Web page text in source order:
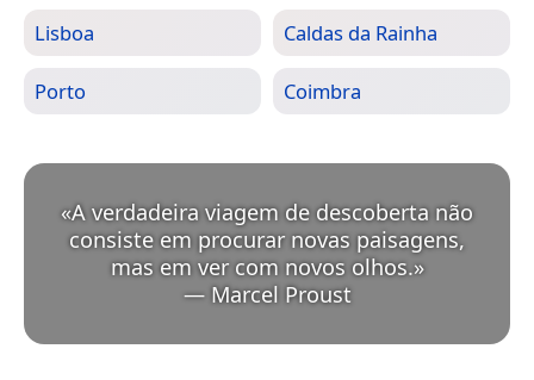
Lisboa Caldas da Rainha
Porto Coimbra
«A verdadeira viagem de descoberta não
consiste em procurar novas paisagens,
mas em ver com novos olhos. »
— Marcel Proust